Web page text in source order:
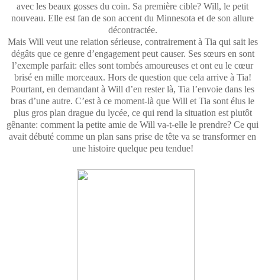
avec les beaux gosses du coin. Sa première cible? Will, le petit
nouveau. Elle est fan de son accent du Minnesota et de son allure
décontractée.
Mais Will veut une relation sérieuse, contrairement à Tia qui sait les
dégâts que ce genre d’engagement peut causer. Ses sœurs en sont
l’exemple parfait: elles sont tombés amoureuses et ont eu le cœur
brisé en mille morceaux. Hors de question que cela arrive à Tia!
Pourtant, en demandant à Will d’en rester là, Tia l’envoie dans les
bras d’une autre. C’est à ce moment-là que Will et Tia sont élus le
plus gros plan drague du lycée, ce qui rend la situation est plutôt
gênante: comment la petite amie de Will va-t-elle le prendre? Ce qui
avait débuté comme un plan sans prise de tête va se transformer en
une histoire quelque peu tendue!